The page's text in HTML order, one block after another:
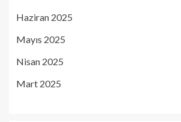
Haziran 2025
Mayıs 2025
Nisan 2025
Mart 2025